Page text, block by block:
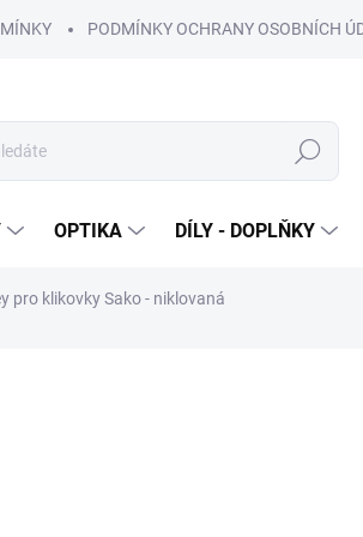
PODMÍNKY OCHRANY OSOBNÍCH
Hledat
OPTIKA DÍLY - DOPLŇKY
pro klikovky Sako - niklovaná